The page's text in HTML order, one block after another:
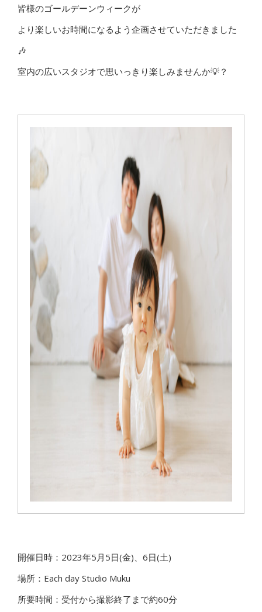
皆様のゴールデーンウィークが
より楽しいお時間になるよう企画させていただきました
🎶
室内の広いスタジオで思いっきり楽しみませんか💡？
開催日時：2023年5月5日(金)、6日(土)
場所：Each day Studio Muku
所要時間：受付から撮影終了まで約60分